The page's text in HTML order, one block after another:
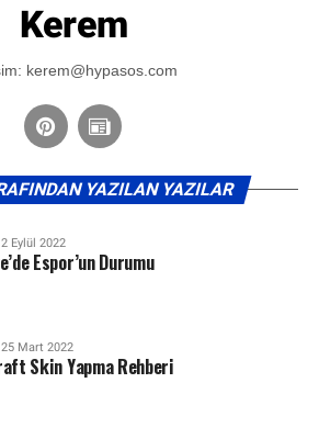
Kerem
kerem@hypasos.com
YAZILAN YAZILAR
2 Eylül 2022
Espor’un Durumu
25 Mart 2022
Skin Yapma Rehberi